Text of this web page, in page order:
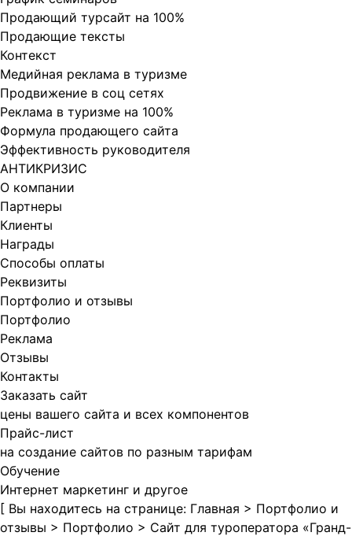
Продающий турсайт на 100%
Продающие тексты
Контекст
Медийная реклама в туризме
Продвижение в соц сетях
Реклама в туризме на 100%
Формула продающего сайта
Эффективность руководителя
АНТИКРИЗИС
О компании
Партнеры
Клиенты
Награды
Способы оплаты
Реквизиты
Портфолио и отзывы
Портфолио
Реклама
Отзывы
Контакты
Заказать сайт
цены вашего сайта и всех компонентов
Прайс-лист
на создание сайтов по разным тарифам
Обучение
Интернет маркетинг и другое
[ Вы находитесь на странице: Главная > Портфолио и
отзывы > Портфолио > Сайт для туроператора «Гранд-